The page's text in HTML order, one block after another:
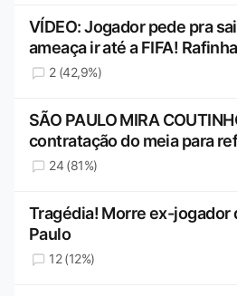
VÍDEO: Jogador pede pra
ameaça ir até a FIFA!
2 (42,9%)
SÃO PAULO MIRA
contratação do meia para
24 (81%)
Tragédia! Morre ex-jogador
Paulo
12 (12%)